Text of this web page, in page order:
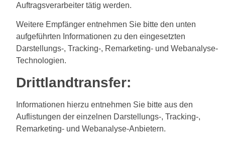
Auftragsverarbeiter tätig werden.
Weitere Empfänger entnehmen Sie bitte den unten
aufgeführten Informationen zu den eingesetzten
Darstellungs-, Tracking-, Remarketing- und Webanalyse-
Technologien.
Drittlandtransfer:
Informationen hierzu entnehmen Sie bitte aus den
Auflistungen der einzelnen Darstellungs-, Tracking-,
Remarketing- und Webanalyse-Anbietern.